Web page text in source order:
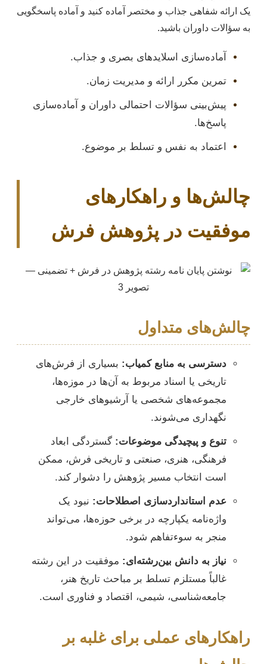
یک ارائه شفاهی جذاب و مختصر آماده کنید و آماده پاسخگویی
به سؤالات داوران باشید.
آماده‌سازی اسلاید‌های بصری و جذاب.
تمرین مکرر ارائه و مدیریت زمان.
پیش‌بینی سؤالات احتمالی داوران و آماده‌سازی
پاسخ‌ها.
اعتماد به نفس و تسلط بر موضوع.
چالش‌ها و راهکارهای
موفقیت در پژوهش فرش
چالش‌های متداول
دسترسی به منابع کمیاب: بسیاری از فرش‌های
تاریخی یا اسناد مربوط به آن‌ها در موزه‌ها،
مجموعه‌های شخصی یا آرشیوهای خارجی
نگهداری می‌شوند.
تنوع و پیچیدگی موضوعات: گستردگی ابعاد
فرهنگی، هنری، صنعتی و تاریخی فرش، ممکن
است انتخاب مسیر پژوهش را دشوار کند.
عدم استانداردسازی اصطلاحات: نبود یک
واژه‌نامه یکپارچه در برخی حوزه‌ها، می‌تواند
منجر به سوءتفاهم شود.
نیاز به دانش بین‌رشته‌ای: موفقیت در این رشته
غالباً مستلزم تسلط بر مباحث تاریخ هنر،
جامعه‌شناسی، شیمی، اقتصاد و فناوری است.
راهکارهای عملی برای غلبه بر